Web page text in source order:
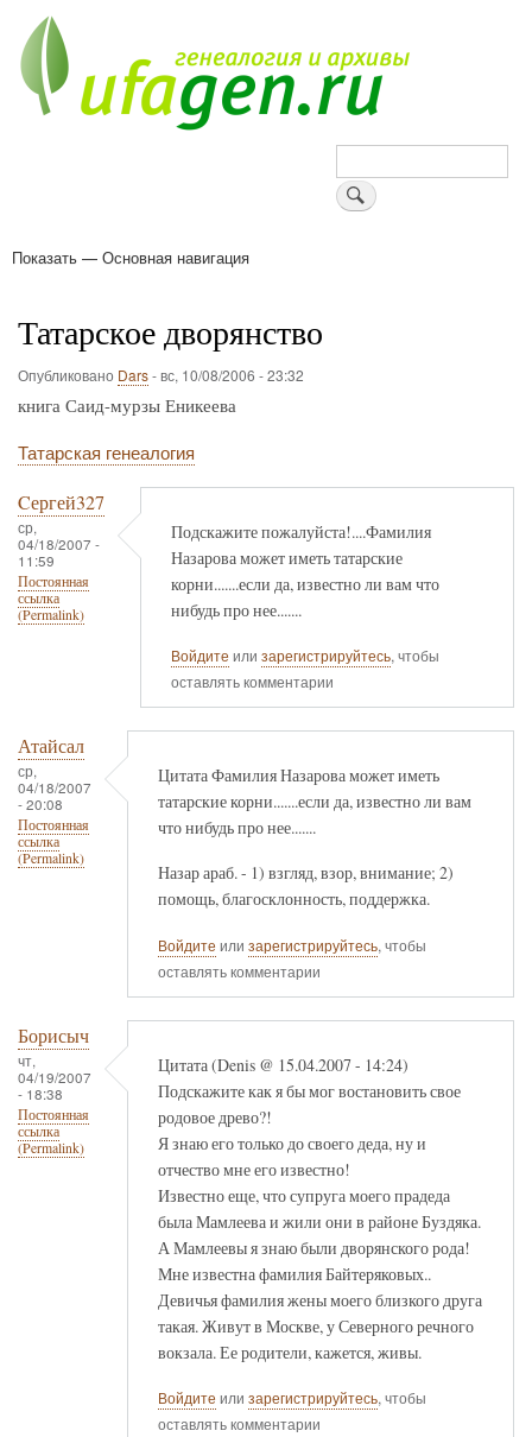
основному
содержанию
Поиск
Основная
Показать — Основная навигация
Татарское дворянство
Опубликовано Dars-вс, 10/08/2006 - 23:32
книга Саид-мурзы Еникеева
Татарская генеалогия
Cергей327
ср,
04/18/2007 -
11:59
Постоянная
ссылка
(Permalink)
Подскажите пожалуйста!....Фамилия
Назарова может иметь татарские
корни.......если да, известно ли вам что
нибудь про нее.......
Войдите или зарегистрируйтесь, чтобы
оставлять комментарии
Атайсал
ср,
04/18/2007
- 20:08
Постоянная
ссылка
(Permalink)
Цитата Фамилия Назарова может иметь
татарские корни.......если да, известно ли вам
что нибудь про нее.......
Назар араб. - 1) взгляд, взор, внимание; 2)
помощь, благосклонность, поддержка.
Войдите или зарегистрируйтесь, чтобы
оставлять комментарии
Борисыч
чт,
04/19/2007
- 18:38
Постоянная
ссылка
(Permalink)
Цитата (Denis @ 15.04.2007 - 14:24)
Подскажите как я бы мог востановить свое
родовое древо?!
Я знаю его только до своего деда, ну и
отчество мне его известно!
Известно еще, что супруга моего прадеда
была Мамлеева и жили они в районе Буздяка.
А Мамлеевы я знаю были дворянского рода!
Мне известна фамилия Байтеряковых..
Девичья фамилия жены моего близкого друга
такая. Живут в Москве, у Северного речного
вокзала. Ее родители, кажется, живы.
Войдите или зарегистрируйтесь, чтобы
оставлять комментарии